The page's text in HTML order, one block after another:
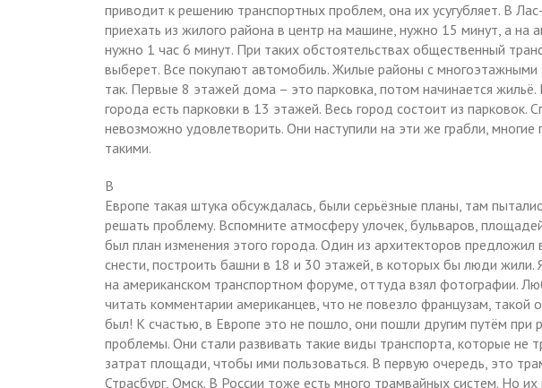
приводит к решению транспортных проблем, она их усугубляет. В
приехать из жилого района в центр на машине, нужно 15 минут, а на
нужно 1 час 6 минут. При таких обстоятельствах общественный
выберет. Все покупают автомобиль. Жилые районы с
так. Первые 8 этажей дома – это парковка, потом начинается жильё.
города есть парковки в 13 этажей. Весь город состоит из парковок.
невозможно удовлетворить. Они наступили на эти же грабли, многие
такими.
В
Европе такая штука обсуждалась, были серьёзные планы, там
решать проблему. Вспомните атмосферу улочек, бульваров,
был план изменения этого города. Один из архитекторов предложил
снести, построить башни в 18 и 30 этажей, в которых бы люди жили.
на американском транспортном форуме, оттуда взял фотографии.
читать комментарии американцев, что не повезло французам, такой
был! К счастью, в Европе это не пошло, они пошли другим путём при
проблемы. Они стали развивать такие виды транспорта, которые не
затрат площади, чтобы ими пользоваться. В первую очередь, это
Страсбург, Омск. В России тоже есть много трамвайных систем. Но их